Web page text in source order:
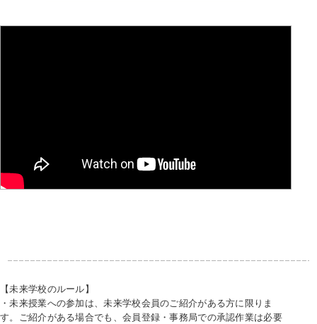
【未来学校のルール】
・未来授業への参加は、未来学校会員のご紹介がある方に限りま
す。ご紹介がある場合でも、会員登録・事務局での承認作業は必要